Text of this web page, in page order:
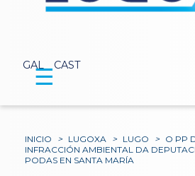
GAL CAST
☰
INICIO > LUGOXA > LUGO > O PP
INFRACCIÓN AMBIENTAL DA
PODAS EN SANTA MARÍA